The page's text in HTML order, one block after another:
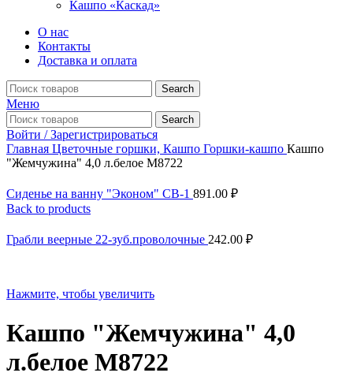
Кашпо «Каскад»
О нас
Контакты
Доставка и оплата
Search
Меню
Search
Войти / Зарегистрироваться
Главная Цветочные горшки, Кашпо Горшки-кашпо Кашпо
"Жемчужина" 4,0 л.белое М8722
Сиденье на ванну "Эконом" СВ-1 891.00 ₽
Back to products
Грабли веерные 22-зуб.проволочные 242.00 ₽
Нажмите, чтобы увеличить
Кашпо "Жемчужина" 4,0
л.белое М8722